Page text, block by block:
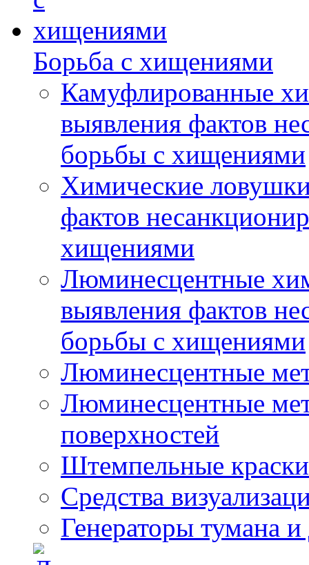
Борьба с хищениями
Камуфлированные
выявления фактов
борьбы с хищениями
Химические
фактов
хищениями
Люминесцентные
выявления фактов
борьбы с хищениями
Люминесцентные
Люминесцентные
поверхностей
Штемпельные
Средства
Генераторы тумана